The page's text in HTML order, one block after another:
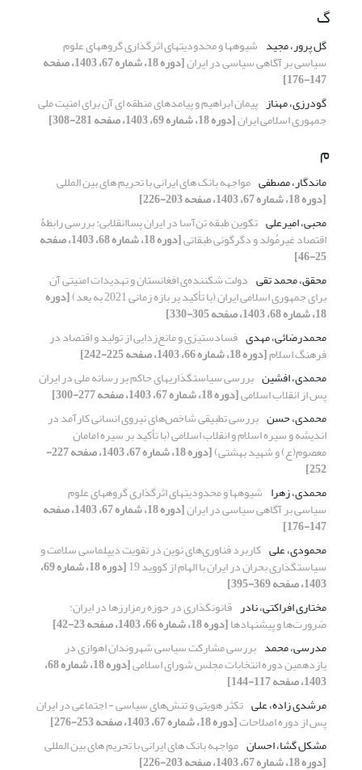
گ
گل پرور، مجید شیوه‏ها و محدودیت‏های اثرگذاری گروه‏های علوم
سیاسی بر آگاهی سیاسی در ایران [دوره 18، شماره 67، 1403، صفحه
147-176]
گودرزی، مهناز پیمان ابراهیم و پیامدهای منطقه ای آن برای امنیت ملی
جمهوری اسلامی ایران[دوره 18، شماره 69، 1403، صفحه 281-308]
م
ماندگار، مصطفی مواجهه‏ بانک‏ های ایرانی با تحریم‏ های بین‏ المللی
[دوره 18، شماره 67، 1403، صفحه 203-226]
محبی، امیرعلی تکوین طبقه تن‌آسا در ایران پساانقلابی: بررسی رابطۀ
اقتصاد غیرمُولد و دگرگونی طبقاتی [دوره 18، شماره 68، 1403، صفحه
25-46]
محقق، محمد تقی دولت شکننده‌ی افغانستان و تهدیدات امنیتی آن
برای جمهوری اسلامی ایران (با تأکید بر بازه زمانی 2021 به بعد) [دوره
18، شماره 68، 1403، صفحه 305-330]
محمدرضائی، مهدی فسادستیزی و مانع‌زدایی از تولید و اقتصاد در
فرهنگ اسلام[دوره 18، شماره 66، 1403، صفحه 225-242]
محمدی، افشین بررسی سیاستگذاری‏های حاکم بر رسانه ملی در ایران
پس از انقلاب اسلامی[دوره 18، شماره 67، 1403، صفحه 277-300]
محمدی، حسن بررسی تطبیقی شاخص‌های نیروی انسانی کارآمد در
اندیشه و سیره اسلام و انقلاب اسلامی (با تأکید بر سیره امامان
معصوم(ع) و شهید بهشتی) [دوره 18، شماره 67، 1403، صفحه 227-
252]
محمدی، زهرا شیوه‏ها و محدودیت‏های اثرگذاری گروه‏های علوم
سیاسی بر آگاهی سیاسی در ایران [دوره 18، شماره 67، 1403، صفحه
147-176]
محمودی، علی کاربرد فناوری‌های نوین در تقویت دیپلماسی سلامت و
سیاستگذاری بحران در ایران با الهام از کووید 19 [دوره 18، شماره 69،
1403، صفحه 369-395]
مختاری افراکتی، نادر قانونگذاری در حوزه رمزارزها در ایران:
ضرورت‌ها و پیشنهادها[دوره 18، شماره 66، 1403، صفحه 23-42]
مدرسی، محمد بررسی مشارکت سیاسی شهروندان اهوازی در
یازدهمین دوره انتخابات مجلس شورای اسلامی [دوره 18، شماره 68،
1403، صفحه 117-144]
مرشدی زاده، علی تکثر هویتی و تنش‌های سیاسی - اجتماعی در ایران
پس از دوره اصلاحات[دوره 18، شماره 67، 1403، صفحه 253-276]
مشکل گشا، احسان مواجهه‏ بانک‏ های ایرانی با تحریم‏ های بین‏ المللی
[دوره 18، شماره 67، 1403، صفحه 203-226]